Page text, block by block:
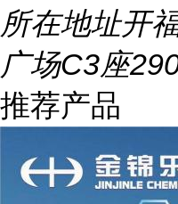
所在地址开
广场C3座
推荐产品